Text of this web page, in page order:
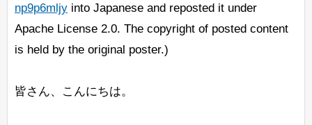
np9p6mljy into Japanese and reposted it under
Apache License 2.0. The copyright of posted content
is held by the original poster.)
皆さん、こんにちは。